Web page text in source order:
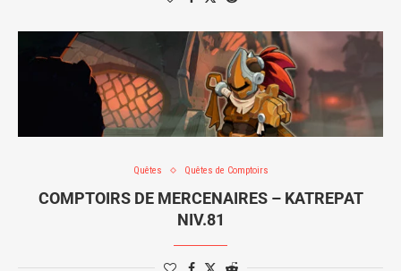
Quêtes Quêtes de Comptoirs
COMPTOIRS DE MERCENAIRES – KATREPAT
NIV.81